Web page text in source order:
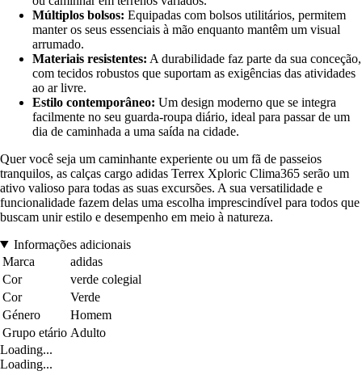
Múltiplos bolsos: Equipadas com bolsos utilitários, permitem
manter os seus essenciais à mão enquanto mantêm um visual
arrumado.
Materiais resistentes: A durabilidade faz parte da sua conceção,
com tecidos robustos que suportam as exigências das atividades
ao ar livre.
Estilo contemporâneo: Um design moderno que se integra
facilmente no seu guarda-roupa diário, ideal para passar de um
dia de caminhada a uma saída na cidade.
Quer você seja um caminhante experiente ou um fã de passeios
tranquilos, as calças cargo adidas Terrex Xploric Clima365 serão um
ativo valioso para todas as suas excursões. A sua versatilidade e
funcionalidade fazem delas uma escolha imprescindível para todos que
buscam unir estilo e desempenho em meio à natureza.
Informações adicionais
Marca
adidas
Cor
verde colegial
Cor
Verde
Género
Homem
Grupo etário Adulto
Loading...
Loading...